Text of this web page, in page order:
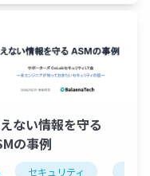
extensions
ない情報を守る
の事例
セキュリティ